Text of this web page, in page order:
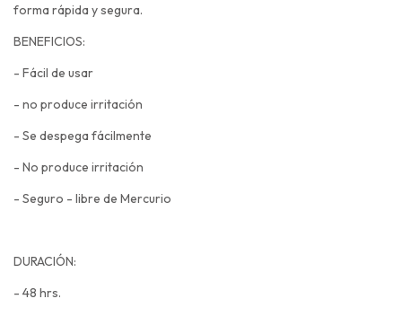
forma rápida y segura.
BENEFICIOS:
- Fácil de usar
- no produce irritación
- Se despega fácilmente
- No produce irritación
- Seguro - libre de Mercurio
DURACIÓN:
- 48 hrs.